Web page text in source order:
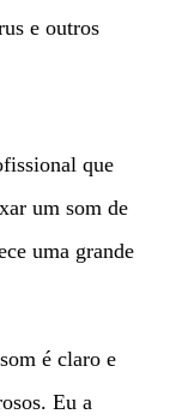
e outros
que
um som de
uma grande
é claro e
Eu a